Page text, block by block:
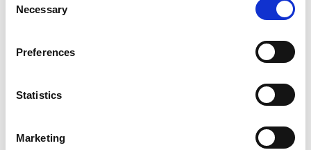
Selection
Necessary
Preferences
Statistics
Marketing